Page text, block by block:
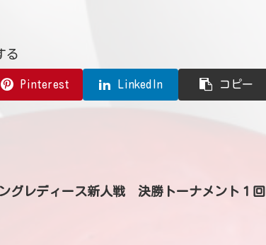
る
Pinterest LinkedIn コピー
グレディース新人戦 決勝トーナメント１回